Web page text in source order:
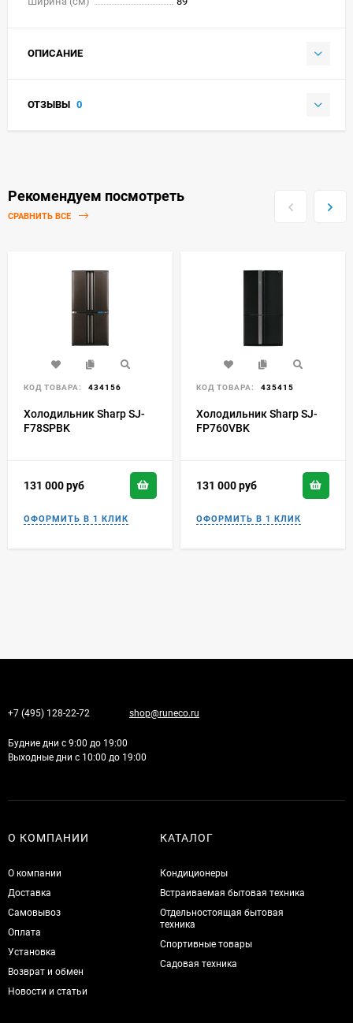
ОПИСАНИЕ
ОТЗЫВЫ 0
Рекомендуем посмотреть
СРАВНИТЬ ВСЕ
КОД ТОВАРА: 434156
Холодильник Sharp SJ-
F78SPBK
131 000руб
КОД ТОВАРА: 435415
Холодильник Sharp SJ-
FP760VBK
131 000руб
+7 (495) 128-22-72 shop@runeco.ru
Будние дни с 9:00 до 19:00
Выходные дни с 10:00 до 19:00
О КОМПАНИИ
О компании
Доставка
Самовывоз
Оплата
Установка
Возврат и обмен
Новости и статьи
КАТАЛОГ
Кондиционеры
Встраиваемая бытовая техника
Отдельностоящая бытовая
техника
Спортивные товары
Садовая техника